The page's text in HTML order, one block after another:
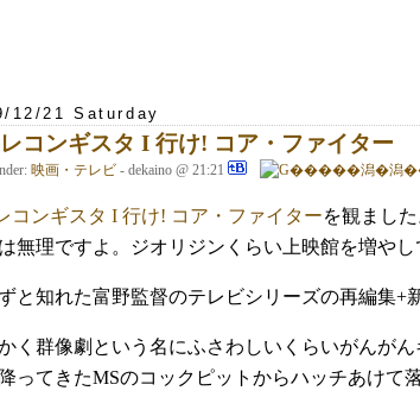
12/21 Saturday
コンギスタ I 行け! コア・ファイター
映画・テレビ - dekaino @ 21:21
コンギスタ I 行け! コア・ファイターを観まし
無理ですよ。ジオリジンくらい上映館を増やし
と知れた富野監督のテレビシリーズの再編集+
く群像劇という名にふさわしいくらいがんが
ってきたMSのコックピットからハッチあけて